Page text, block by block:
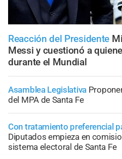
Reacción del Presidente
Messi y cuestionó a
durante el Mundial
Asamblea Legislativa
del MPA de Santa Fe
Con tratamiento preferencial
Diputados empieza en
sistema electoral de Santa Fe